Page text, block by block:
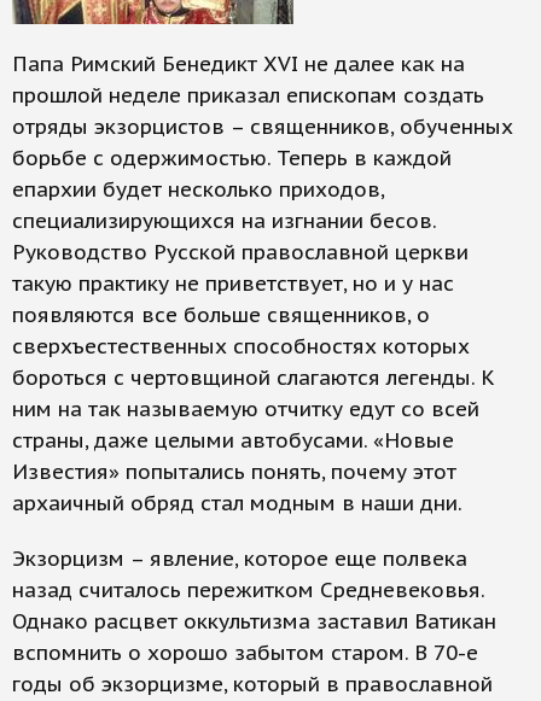
Папа Римский Бенедикт XVI не далее как на
прошлой неделе приказал епископам создать
отряды экзорцистов – священников, обученных
борьбе с одержимостью. Теперь в каждой
епархии будет несколько приходов,
специализирующихся на изгнании бесов.
Руководство Русской православной церкви
такую практику не приветствует, но и у нас
появляются все больше священников, о
сверхъестественных способностях которых
бороться с чертовщиной слагаются легенды. К
ним на так называемую отчитку едут со всей
страны, даже целыми автобусами. «Новые
Известия» попытались понять, почему этот
архаичный обряд стал модным в наши дни.
Экзорцизм – явление, которое еще полвека
назад считалось пережитком Средневековья.
Однако расцвет оккультизма заставил Ватикан
вспомнить о хорошо забытом старом. В 70-е
годы об экзорцизме, который в православной